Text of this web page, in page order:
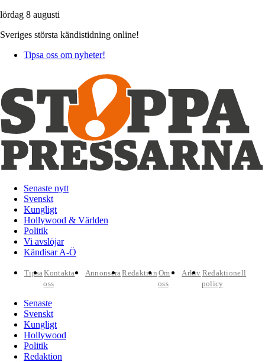
lördag 8 augusti
Sveriges största kändistidning online!
Tipsa oss om nyheter!
Senaste nytt
Svenskt
Kungligt
Hollywood & Världen
Politik
Vi avslöjar
Kändisar A-Ö
TipsaKontakta
oss
AnnonseraRedaktion Om
oss
Arkiv Redaktionell
policy
Senaste
Svenskt
Kungligt
Hollywood
Politik
Redaktion